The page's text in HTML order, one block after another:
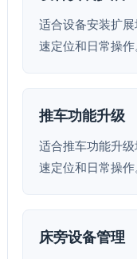
适合设备安装扩
速定位和日常操作
推车功能升级
适合推车功能升
速定位和日常操作
床旁设备管理